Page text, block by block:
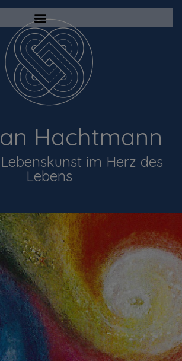
Hachtmann
im Herz des
Lebens